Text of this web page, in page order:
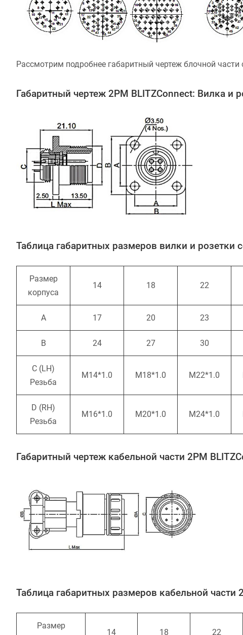
Рассмотрим подробнее габаритный чертеж блочной части
Габаритный чертеж 2РМ BLITZConnect: Вилка и
Таблица габаритных размеров вилки и розетки
Размер
корпуса
14 18 22
A 17 20 23
B 24 27 30
C (LH)
Резьба
M14*1.0 M18*1.0 M22*1.0
D (RH)
Резьба
M16*1.0 M20*1.0 M24*1.0
Габаритный чертеж кабельной части 2PM
Таблица габаритных размеров кабельной части
Размер
14 18 22